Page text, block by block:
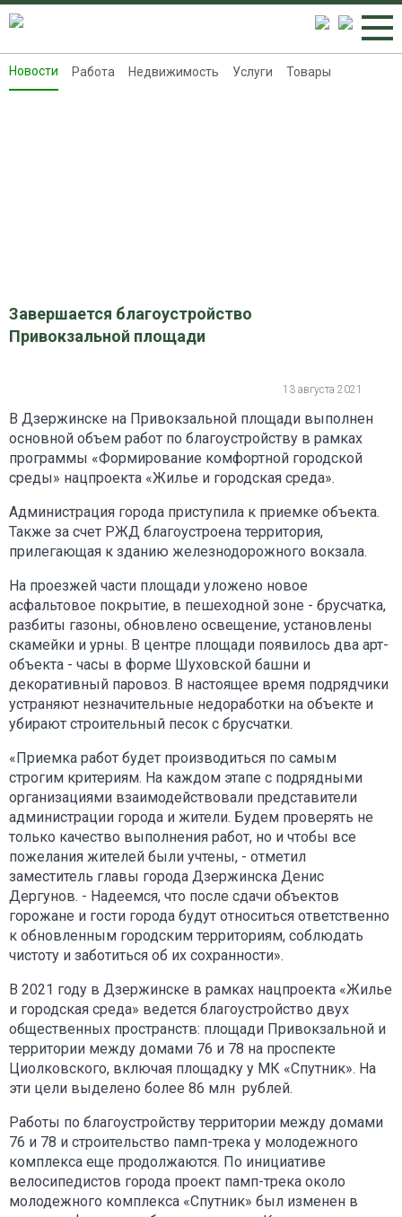
Новости
Новости Работа Недвижимость Услуги Товары
Завершается благоустройство
Привокзальной площади
13 августа 2021
В Дзержинске на Привокзальной площади выполнен
основной объем работ по благоустройству в рамках
программы «Формирование комфортной городской
среды» нацпроекта «Жилье и городская среда».
Администрация города приступила к приемке объекта.
Также за счет РЖД благоустроена территория,
прилегающая к зданию железнодорожного вокзала.
На проезжей части площади уложено новое
асфальтовое покрытие, в пешеходной зоне - брусчатка,
разбиты газоны, обновлено освещение, установлены
скамейки и урны. В центре площади появилось два арт-
объекта - часы в форме Шуховской башни и
декоративный паровоз. В настоящее время подрядчики
устраняют незначительные недоработки на объекте и
убирают строительный песок с брусчатки.
«Приемка работ будет производиться по самым
строгим критериям. На каждом этапе с подрядными
организациями взаимодействовали представители
администрации города и жители. Будем проверять не
только качество выполнения работ, но и чтобы все
пожелания жителей были учтены, - отметил
заместитель главы города Дзержинска Денис
Дергунов. - Надеемся, что после сдачи объектов
горожане и гости города будут относиться ответственно
к обновленным городским территориям, соблюдать
чистоту и заботиться об их сохранности».
В 2021 году в Дзержинске в рамках нацпроекта «Жилье
и городская среда» ведется благоустройство двух
общественных пространств: площади Привокзальной и
территории между домами 76 и 78 на проспекте
Циолковского, включая площадку у МК «Спутник». На
эти цели выделено более 86 млн рублей.
Работы по благоустройству территории между домами
76 и 78 и строительство памп-трека у молодежного
комплекса еще продолжаются. По инициативе
велосипедистов города проект памп-трека около
молодежного комплекса «Спутник» был изменен в